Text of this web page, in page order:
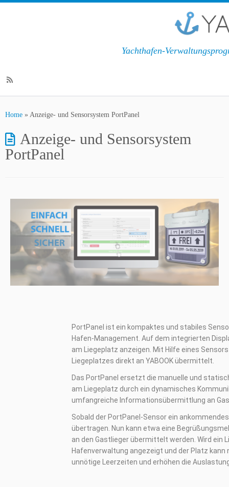
Yachthafen-
Home » Anzeige- und Sensorsystem PortPanel
Anzeige- und Sensorsystem
PortPanel
PortPanel ist ein kompaktes und stabiles
Hafen-Management. Auf dem integrierten
am Liegeplatz anzeigen. Mit Hilfe eines
Liegeplatzes direkt an YABOOK übermittelt.
Das PortPanel ersetzt die manuelle und
am Liegeplatz durch ein dynamisches
umfangreiche Informationsübermittlung an
Sobald der PortPanel-Sensor ein
übertragen. Nun kann etwa eine
an den Gastlieger übermittelt werden. Wird ein
Hafenverwaltung angezeigt und der Platz kann
unnötige Leerzeiten und erhöhen die